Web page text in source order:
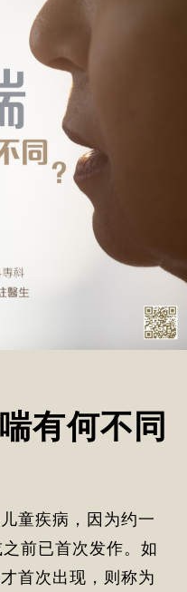
有何不同
童疾病，因为约一
前已首次发作。如
首次出现，则称为